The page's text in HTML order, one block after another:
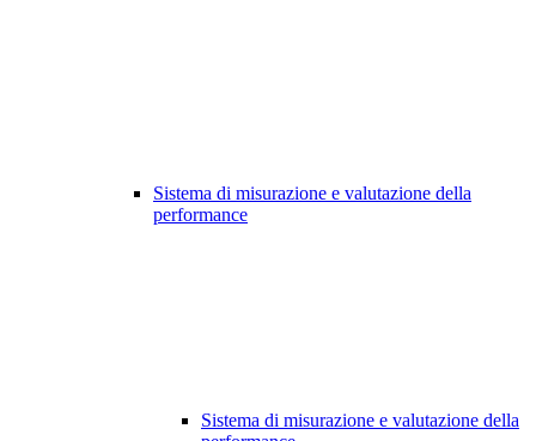
Sistema di misurazione e valutazione della
performance
Sistema di misurazione e valutazione della